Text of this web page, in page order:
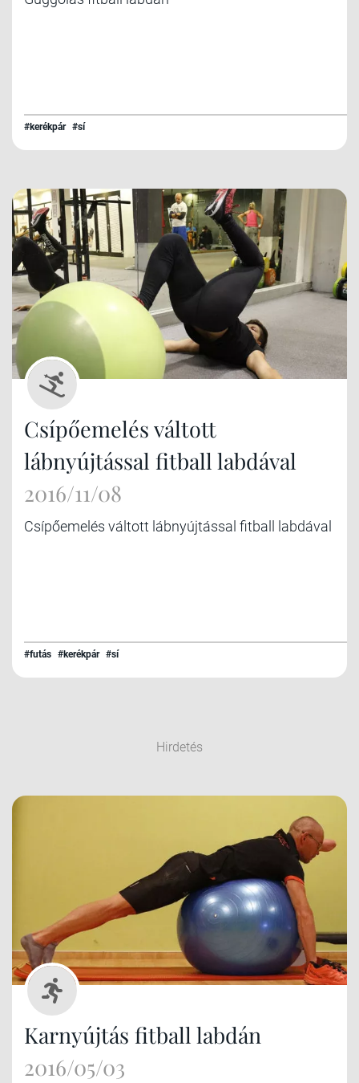
#kerékpár #sí
Csípőemelés váltott
lábnyújtással fitball labdával
2016/11/08
Csípőemelés váltott lábnyújtással fitball labdával
#futás #kerékpár #sí
Hirdetés
Karnyújtás fitball labdán
2016/05/03